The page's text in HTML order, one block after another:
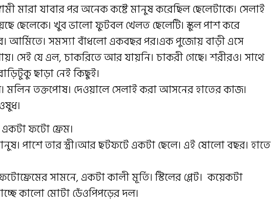
মারা যাবার পর অনেক কষ্টে মানুষ করেছিল ছেলেটাকে। সেলাই
ছেলেকে। খুব ভালো ফুটবল খেলত ছেলেটি। স্কুল পাশ করে
আর্মিতে। সমস্যা বাঁধলো একবছর পর।এক পুজোয় বাড়ী এসে
সেই যে এল, চাকরিতে আর যায়নি। চাকরী গেছে। শরীরও। সাথে
ছাড়া নেই কিছুই।
মলিন তক্তপোষ। দেওয়ালে সেলাই করা আসনের হাতের কাজ।
ফটো ফ্রেম।
পাশে তার স্ত্রী।আর ছটফটে একটা ছেলে। এই ষোলো বছর। হাতে
সামনে, একটা কালী মূর্তি। স্টিলের প্লেট। কয়েকটা
কালো মোটা ডেঁওপিপড়ের দল।